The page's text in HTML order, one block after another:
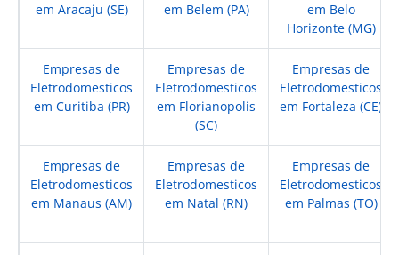
em Aracaju (SE)
em Belem (PA)
em Belo
Horizonte (MG)
Empresas de
Eletrodomesticos
em Curitiba (PR)
Empresas de
Eletrodomesticos
em Florianopolis
(SC)
Empresas de
Eletrodomesticos
em Fortaleza (CE)
Empresas de
Eletrodomesticos
em Manaus (AM)
Empresas de
Eletrodomesticos
em Natal (RN)
Empresas de
Eletrodomesticos
em Palmas (TO)